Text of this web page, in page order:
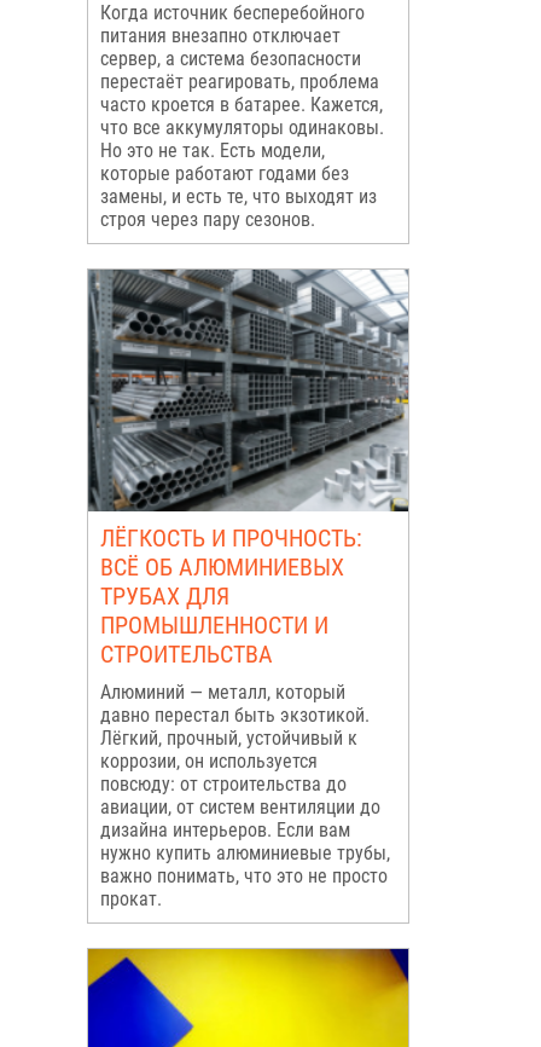
Когда источник бесперебойного
питания внезапно отключает
сервер, а система безопасности
перестаёт реагировать, проблема
часто кроется в батарее. Кажется,
что все аккумуляторы одинаковы.
Но это не так. Есть модели,
которые работают годами без
замены, и есть те, что выходят из
строя через пару сезонов.
ЛЁГКОСТЬ И ПРОЧНОСТЬ:
ВСЁ ОБ АЛЮМИНИЕВЫХ
ТРУБАХ ДЛЯ
ПРОМЫШЛЕННОСТИ И
СТРОИТЕЛЬСТВА
Алюминий — металл, который
давно перестал быть экзотикой.
Лёгкий, прочный, устойчивый к
коррозии, он используется
повсюду: от строительства до
авиации, от систем вентиляции до
дизайна интерьеров. Если вам
нужно купить алюминиевые трубы,
важно понимать, что это не просто
прокат.